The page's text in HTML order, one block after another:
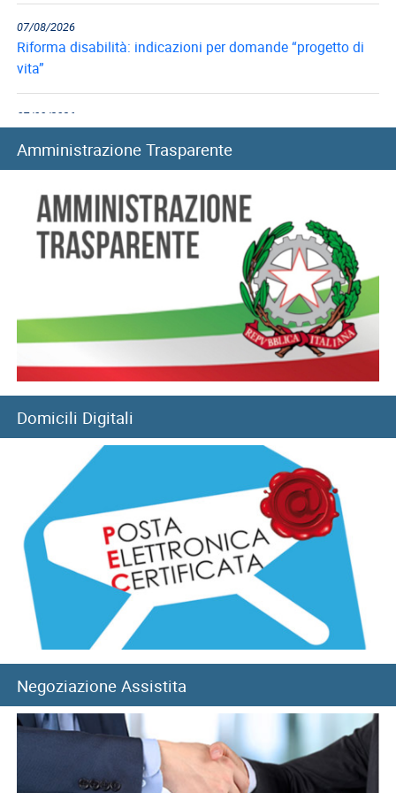
07/08/2026
Riforma disabilità: indicazioni per domande “progetto di
vita”
07/08/2026
Collegi di merito, al via i rinnovi per l’anno accademico...
Long Term Care e Home Care Premium: le graduatorie di...
06/08/2026
Mutui ipotecari: pubblicazione graduatorie di luglio 2026
05/08/2026
Convitti nazionali, rinnovo benefici per l’anno scolastico
Filiale di Pozzuoli: chiusura temporanea a seguito di
eventi sismici
05/08/2026
Sisma del 4 agosto: chiusura temporanea Direzione
provinciale di Pisa
Amministrazione Trasparente
Domicili Digitali
Negoziazione Assistita